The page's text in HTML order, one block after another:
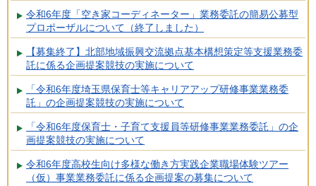
令和6年度「空き家コーディネーター」業務委託の簡易公募型
プロポーザルについて（終了しました）
【募集終了】北部地域振興交流拠点基本構想策定等支援業務委
託に係る企画提案競技の実施について
「令和6年度埼玉県保育士等キャリアアップ研修事業業務委
託」の企画提案競技の実施について
「令和6年度保育士・子育て支援員等研修事業業務委託」の企
画提案競技の実施について
令和6年度高校生向け多様な働き方実践企業職場体験ツアー
（仮）事業業務委託に係る企画提案の募集について